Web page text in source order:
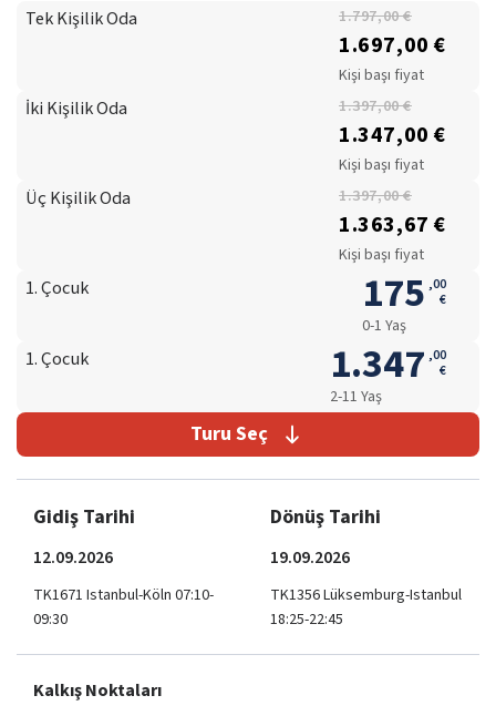
Tek Kişilik Oda 1.797,00 €
1.697,00 €
Kişi başı fiyat
İki Kişilik Oda 1.397,00 €
1.347,00 €
Kişi başı fiyat
Üç Kişilik Oda 1.397,00 €
1.363,67 €
Kişi başı fiyat
1. Çocuk 175 ,00
€
0-1 Yaş
1. Çocuk 1.347 ,00
€
2-11 Yaş
Turu Seç
Gidiş Tarihi
12.09.2026
TK1671 Istanbul-Köln 07:10-
09:30
Dönüş Tarihi
19.09.2026
TK1356 Lüksemburg-Istanbul
18:25-22:45
Kalkış Noktaları